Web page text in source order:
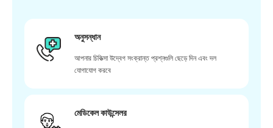
অনুসন্ধান
আপনার চিকিত্সা উদ্বেগ সংক্রান্ত প্রশ্নগুলি ছেড়ে দিন এবং দল
যোগাযোগ করবে
মেডিকেল কাউন্সেলর